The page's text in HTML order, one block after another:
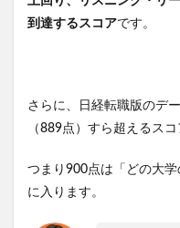
到達するスコアです。
さらに、日経転職版のデ
（889点）すら超えるスコ
つまり900点は「どの大
に入ります。